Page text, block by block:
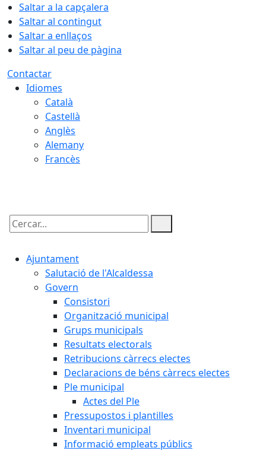
Saltar a la capçalera
Saltar al contingut
Saltar a enllaços
Saltar al peu de pàgina
Contactar
Idiomes
Català
Castellà
Anglès
Alemany
Francès
Cercar:
Ajuntament
Salutació de l'Alcaldessa
Govern
Consistori
Organització municipal
Grups municipals
Resultats electorals
Retribucions càrrecs electes
Declaracions de béns càrrecs electes
Ple municipal
Actes del Ple
Pressupostos i plantilles
Inventari municipal
Informació empleats públics